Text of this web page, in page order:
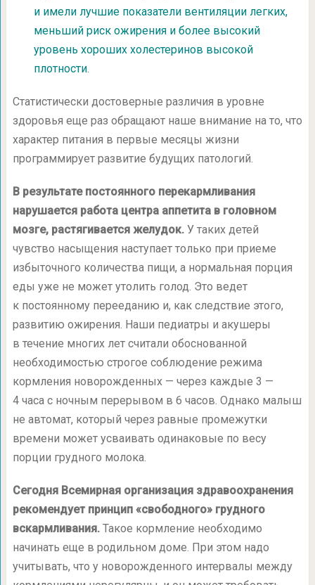
и имели лучшие показатели вентиляции легких,
меньший риск ожирения и более высокий
уровень хороших холестеринов высокой
плотности.
Статистически достоверные различия в уровне
здоровья еще раз обращают наше внимание на то, что
характер питания в первые месяцы жизни
программирует развитие будущих патологий.
В результате постоянного перекармливания
нарушается работа центра аппетита в головном
мозге, растягивается желудок.У таких детей
чувство насыщения наступает только при приеме
избыточного количества пищи, а нормальная порция
еды уже не может утолить голод. Это ведет
к постоянному перееданию и, как следствие этого,
развитию ожирения. Наши педиатры и акушеры
в течение многих лет считали обоснованной
необходимостью строгое соблюдение режима
кормления новорожденных — через каждые 3 —
4 часа с ночным перерывом в 6 часов. Однако малыш
не автомат, который через равные промежутки
времени может усваивать одинаковые по весу
порции грудного молока.
Сегодня Всемирная организация здравоохранения
рекомендует принцип «свободного» грудного
вскармливания.Такое кормление необходимо
начинать еще в родильном доме. При этом надо
учитывать, что у новорожденного интервалы между